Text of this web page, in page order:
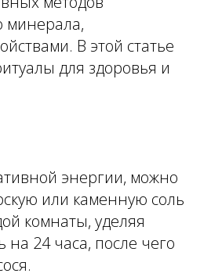
минерала,
В этой статье
для здоровья и
энергии, можно
или каменную соль
комнаты, уделяя
24 часа, после чего